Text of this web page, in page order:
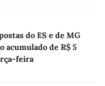
do ES e de MG
acumulado de R$ 5
feira